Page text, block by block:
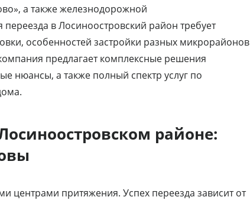
а также железнодорожной
в Лосиноостровский район требует
особенностей застройки разных микрорайонов
предлагает комплексные решения
нюансы, а также полный спектр услуг по
районе:
центрами притяжения. Успех переезда зависит от